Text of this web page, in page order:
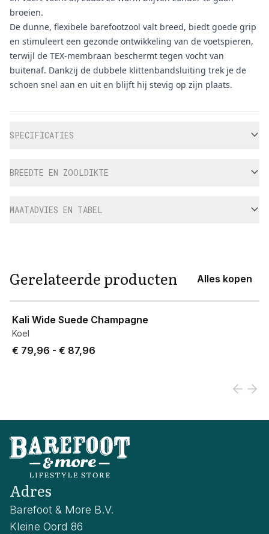
broeien.
De dunne, flexibele barefootzool valt breed, biedt goede grip
en stimuleert een gezonde ontwikkeling van de voetspieren,
terwijl de TEX-membraan beschermt tegen vocht van
buitenaf. Dankzij de dubbele klittenbandsluiting trek je de
schoen snel aan en uit en blijft hij stevig op zijn plaats.
SPECIFICATIES
BREEDTE EN ZOOLDIKTE
MAATADVIES EN TABEL
Gerelateerde producten Alles kopen
Kali Wide Suede Champagne
Koel
Price from € 79,96 to € 87,96.
€ 79,96 - € 87,96
Adres
Barefoot & More B.V.
Kleine Oord 86